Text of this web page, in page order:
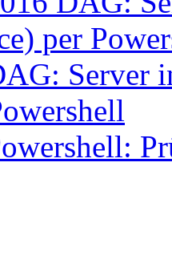
per
Server